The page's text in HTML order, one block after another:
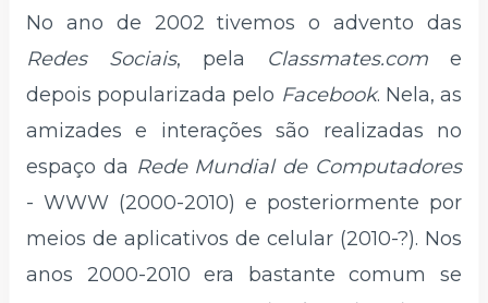
No ano de 2002 tivemos o advento das
Redes Sociais, pela Classmates.com e
depois popularizada pelo Facebook. Nela, as
amizades e interações são realizadas no
espaço da Rede Mundial de Computadores
- WWW (2000-2010) e posteriormente por
meios de aplicativos de celular (2010-?). Nos
anos 2000-2010 era bastante comum se